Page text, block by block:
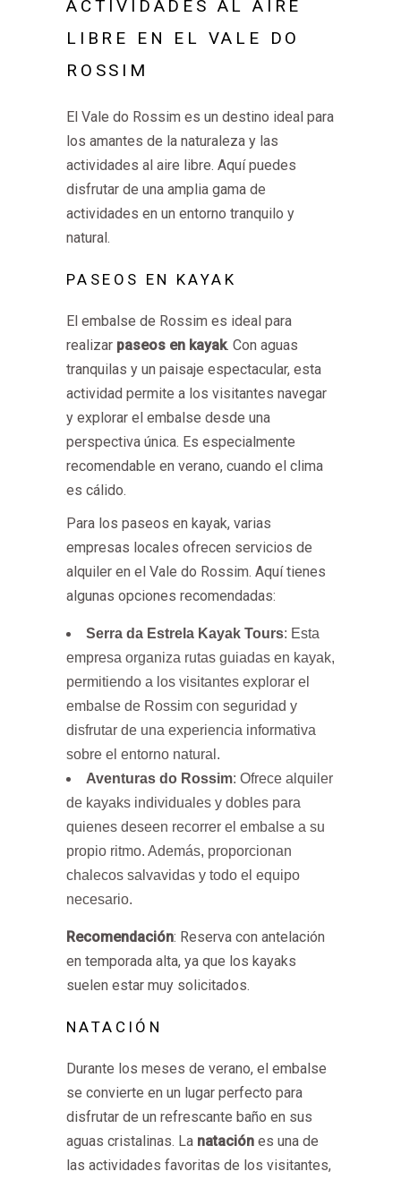
ACTIVIDADES AL AIRE
LIBRE EN EL VALE DO
ROSSIM
El Vale do Rossim es un destino ideal para
los amantes de la naturaleza y las
actividades al aire libre. Aquí puedes
disfrutar de una amplia gama de
actividades en un entorno tranquilo y
natural.
PASEOS EN KAYAK
El embalse de Rossim es ideal para
realizar paseos en kayak. Con aguas
tranquilas y un paisaje espectacular, esta
actividad permite a los visitantes navegar
y explorar el embalse desde una
perspectiva única. Es especialmente
recomendable en verano, cuando el clima
es cálido.
Para los paseos en kayak, varias
empresas locales ofrecen servicios de
alquiler en el Vale do Rossim. Aquí tienes
algunas opciones recomendadas:
Serra da Estrela Kayak Tours: Esta
empresa organiza rutas guiadas en kayak,
permitiendo a los visitantes explorar el
embalse de Rossim con seguridad y
disfrutar de una experiencia informativa
sobre el entorno natural.
Aventuras do Rossim: Ofrece alquiler
de kayaks individuales y dobles para
quienes deseen recorrer el embalse a su
propio ritmo. Además, proporcionan
chalecos salvavidas y todo el equipo
necesario.
Recomendación: Reserva con antelación
en temporada alta, ya que los kayaks
suelen estar muy solicitados.
NATACIÓN
Durante los meses de verano, el embalse
se convierte en un lugar perfecto para
disfrutar de un refrescante baño en sus
aguas cristalinas. La natación es una de
las actividades favoritas de los visitantes,